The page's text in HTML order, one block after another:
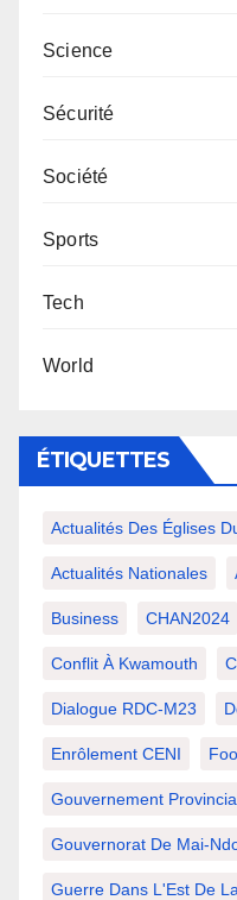
Science
Sécurité
Société
Sports
Tech
World
ÉTIQUETTES
Actualités Des Églises
Actualités Nationales
Business CHAN2024
Conflit À Kwamouth
Dialogue RDC-M23
Enrôlement CENI
Gouvernement
Gouvernorat De Mai-
Guerre Dans L'Est De